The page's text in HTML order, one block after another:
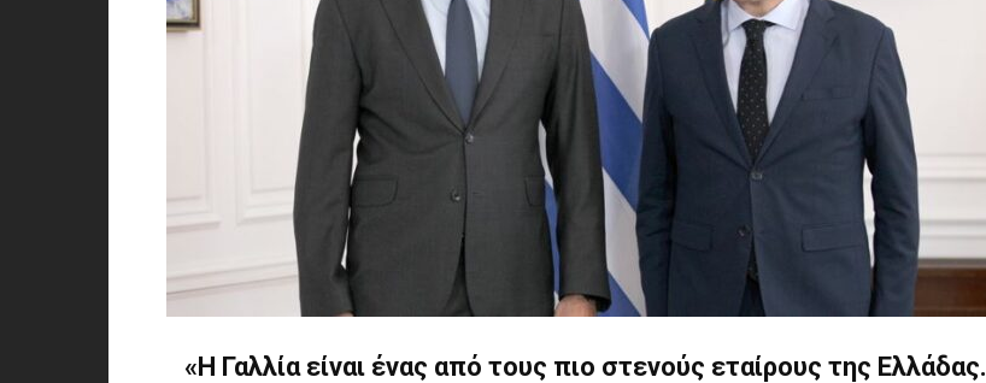
«Η Γαλλία είναι ένας από τους πιο στενούς εταίρους της Ελλάδας.